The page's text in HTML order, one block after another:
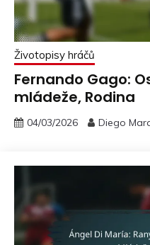
Životopisy hráčů
Fernando Gago:
mládeže, Rodina
04/03/2026 Diego